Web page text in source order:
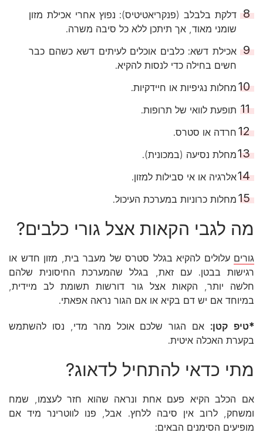
דלקת בלבלב (פנקריאטיטיס): נפוץ אחרי אכילת מזון
שומני מאוד, אך תיתכן ללא כל סיבה משרה.
אכילת דשא: כלבים אוכלים לעיתים דשא כשהם כבר
חשים בחילה כדי לנסות להקיא.
מחלות נגיפיות או חיידקיות.
תופעת לוואי של תרופות.
חרדה או סטרס.
מחלת נסיעה (במכונית).
אלרגיה או אי סבילות למזון.
מחלות כרוניות במערכת העיכול.
מה לגבי הקאות אצל גורי כלבים?
גורים עלולים להקיא בגלל סטרס של מעבר בית, מזון חדש או
רגישות בבטן. עם זאת, בגלל שהמערכת החיסונית שלהם
חלשה יותר, הקאות אצל גור דורשות תשומת לב מיידית,
במיוחד אם יש דם בקיא או אם הגור נראה אפאתי.
*טיפ קטן: אם הגור שלכם אוכל מהר מדי, נסו להשתמש
בקערת האכלה איטית.
מתי כדאי להתחיל לדאוג?
אם הכלב הקיא פעם אחת ונראה שהוא חזר לעצמו, שמח
ומשחק, לרוב אין סיבה ללחץ. אבל, פנו לווטרינר מיד אם
מופיעים הסימנים הבאים: